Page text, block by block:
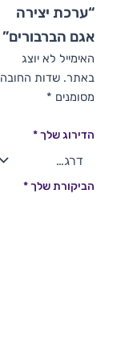
“ערכת יצירה
אגם הברבורים”
האימייל לא יוצג
באתר. שדות החובה
מסומנים *
הדירוג שלך*
הביקורת שלך*